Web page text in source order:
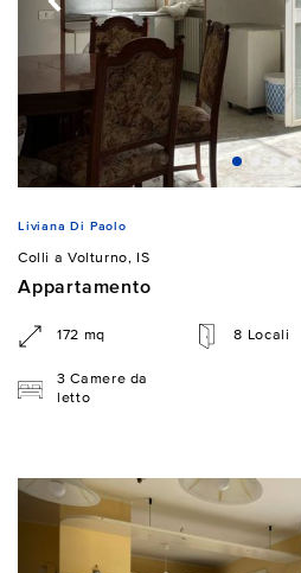
Liviana Di Paolo
Colli a Volturno, IS
Appartamento
172 mq 8 Locali
3 Camere da
letto